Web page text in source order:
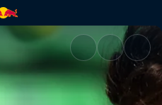
Secondary